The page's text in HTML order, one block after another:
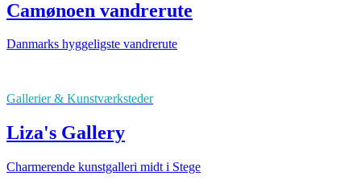
Camønoen vandrerute
Danmarks hyggeligste vandrerute
Gallerier & Kunstværksteder
Liza's Gallery
Charmerende kunstgalleri midt i Stege